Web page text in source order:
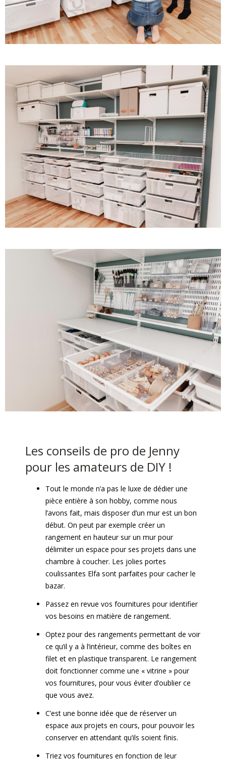
Les conseils de pro de Jenny
pour les amateurs de DIY !
Tout le monde n’a pas le luxe de dédier une
pièce entière à son hobby, comme nous
l’avons fait, mais disposer d’un mur est un bon
début. On peut par exemple créer un
rangement en hauteur sur un mur pour
délimiter un espace pour ses projets dans une
chambre à coucher. Les jolies portes
coulissantes Elfa sont parfaites pour cacher le
bazar.
Passez en revue vos fournitures pour identifier
vos besoins en matière de rangement.
Optez pour des rangements permettant de voir
ce qu’il y a à l’intérieur, comme des boîtes en
filet et en plastique transparent. Le rangement
doit fonctionner comme une « vitrine » pour
vos fournitures, pour vous éviter d’oublier ce
que vous avez.
C’est une bonne idée que de réserver un
espace aux projets en cours, pour pouvoir les
conserver en attendant qu’ils soient finis.
Triez vos fournitures en fonction de leur